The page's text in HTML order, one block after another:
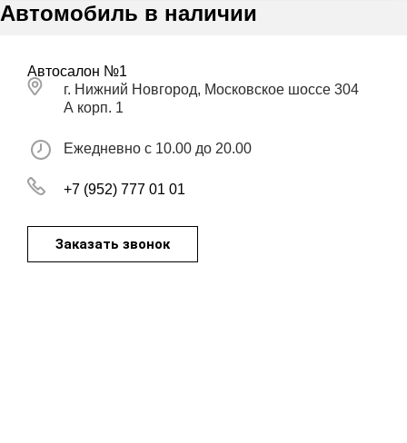
Автомобиль в наличии
Автосалон №1
г. Нижний Новгород, Московское шоссе 304
А корп. 1
Ежедневно с 10.00 до 20.00
+7 (952) 777 01 01
Заказать звонок